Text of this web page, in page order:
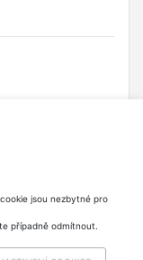
2023/988
318 533 511
jsou nezbytné pro
případně odmítnout.